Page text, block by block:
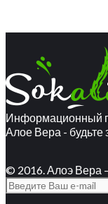
Информационный
Алое Вера - будьте
© 2016. Алоэ Вера